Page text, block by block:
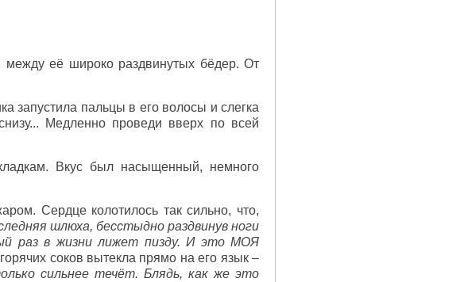
её широко раздвинутых бёдер. От
запустила пальцы в его волосы и слегка
Медленно проведи вверх по всей
Вкус был насыщенный, немного
Сердце колотилось так сильно, что,
шлюха, бесстыдно раздвинув ноги
раз в жизни лижет пизду. И это МОЯ
соков вытекла прямо на его язык –
сильнее течёт. Блядь, как же это